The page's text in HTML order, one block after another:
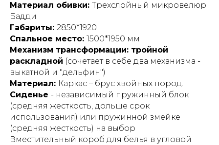
Материал обивки: Трехслойный микровелюр
Бадди
Габариты: 2850*1920
Спальное место: 1500*1950 мм
Механизм трансформации: тройной
раскладной (сочетает в себе два механизма -
выкатной и "дельфин")
Материал: Каркас – брус хвойных пород.
Сиденье - независимый пружинный блок
(средняя жесткость, дольше срок
использования) или пружинной змейке
(средняя жесткость) на выбор
Вместительный короб для белья в угловой